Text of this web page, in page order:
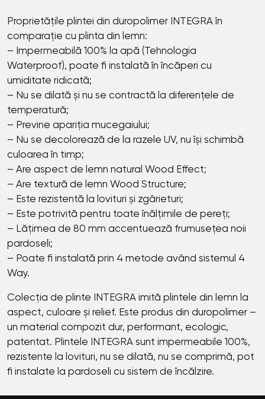
Proprietățile plintei din duropolimer INТЕGRА în
comparație cu plinta din lemn:
– Impermeabilă 100% la apă (Tehnologia
Waterproof), poate fi instalată în încăperi cu
umiditate ridicată;
– Nu se dilată și nu se contractă la diferențele de
temperatură;
– Previne apariția mucegaiului;
– Nu se decolorează de la razele UV, nu își schimbă
culoarea în timp;
– Are aspect de lemn natural Wood Effect;
– Are textură de lemn Wood Structure;
– Este rezistentă la lovituri și zgârieturi;
– Este potrivită pentru toate înălțimile de pereți;
– Lățimea de 80 mm accentuează frumusețea noii
pardoseli;
– Poate fi instalată prin 4 metode având sistemul 4
Way.
Colecția de plinte INТЕGRА imită plintele din lemn la
aspect, culoare și relief. Este produs din duropolimer –
un material compozit dur, performant, ecologic,
patentat. Plintele INТЕGRА sunt impermeabile 100%,
rezistente la lovituri, nu se dilată, nu se comprimă, pot
fi instalate la pardoseli cu sistem de încălzire.